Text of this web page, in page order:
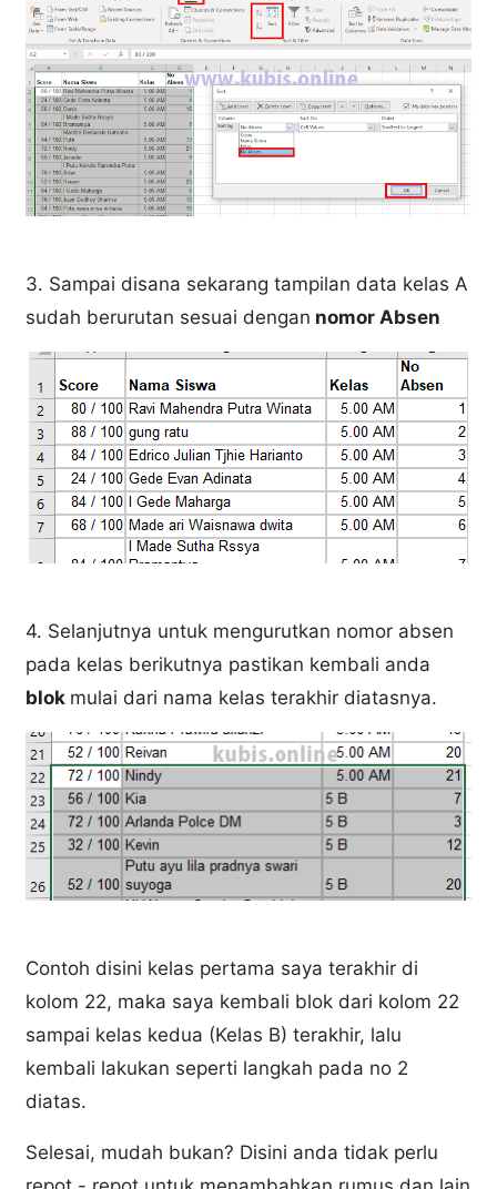
3. Sampai disana sekarang tampilan data kelas A
sudah berurutan sesuai dengan nomor Absen
4. Selanjutnya untuk mengurutkan nomor absen
pada kelas berikutnya pastikan kembali anda
blok mulai dari nama kelas terakhir diatasnya.
Contoh disini kelas pertama saya terakhir di
kolom 22, maka saya kembali blok dari kolom 22
sampai kelas kedua (Kelas B) terakhir, lalu
kembali lakukan seperti langkah pada no 2
diatas.
Selesai, mudah bukan? Disini anda tidak perlu